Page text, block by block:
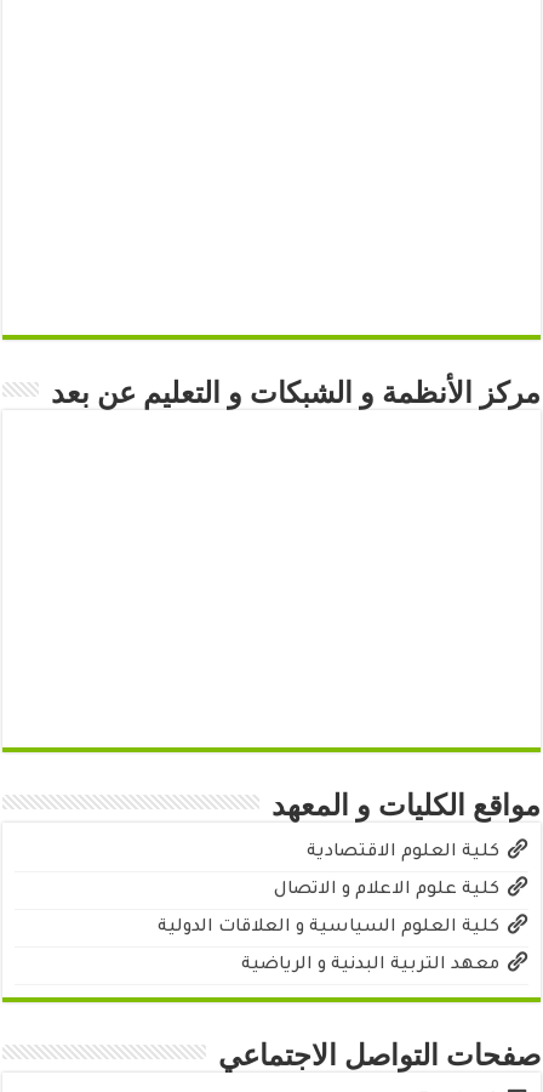
مركز الأنظمة و الشبكات و التعليم عن بعد
مواقع الكليات و المعهد
كلية العلوم الاقتصادية
كلية علوم الاعلام و الاتصال
كلية العلوم السياسية و العلاقات الدولية
معهد التربية البدنية و الرياضية
صفحات التواصل الاجتماعي